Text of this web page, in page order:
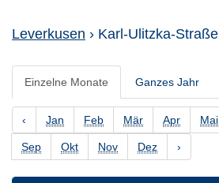
Leverkusen › Karl-Ulitzka-Straße
Einzelne Monate Ganzes Jahr
‹ Jan Feb Mär Apr Mai
Sep Okt Nov Dez ›